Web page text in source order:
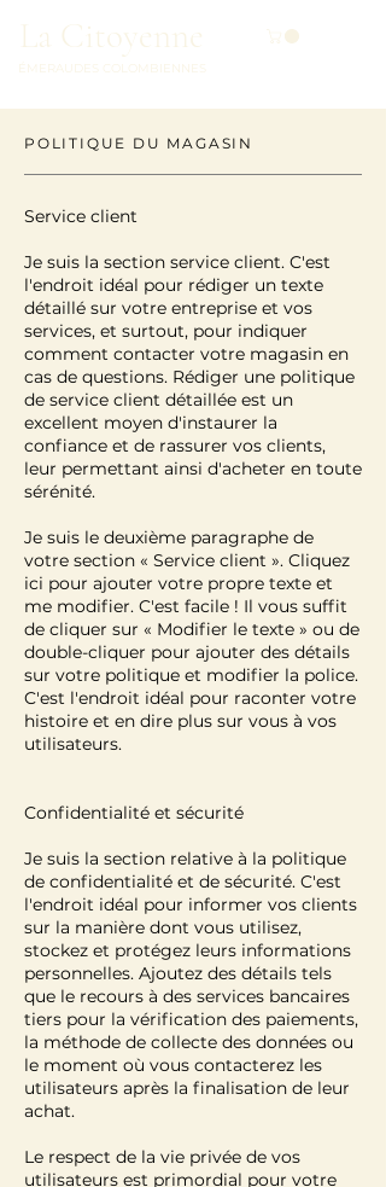
La Citoyenne
ÉMERAUDES COLOMBIENNES
POLITIQUE DU MAGASIN
Service client
Je suis la section service client. C'est
l'endroit idéal pour rédiger un texte
détaillé sur votre entreprise et vos
services, et surtout, pour indiquer
comment contacter votre magasin en
cas de questions. Rédiger une politique
de service client détaillée est un
excellent moyen d'instaurer la
confiance et de rassurer vos clients,
leur permettant ainsi d'acheter en toute
sérénité.
Je suis le deuxième paragraphe de
votre section « Service client ». Cliquez
ici pour ajouter votre propre texte et
me modifier. C'est facile ! Il vous suffit
de cliquer sur « Modifier le texte » ou de
double-cliquer pour ajouter des détails
sur votre politique et modifier la police.
C'est l'endroit idéal pour raconter votre
histoire et en dire plus sur vous à vos
utilisateurs.
Confidentialité et sécurité
Je suis la section relative à la politique
de confidentialité et de sécurité. C'est
l'endroit idéal pour informer vos clients
sur la manière dont vous utilisez,
stockez et protégez leurs informations
personnelles. Ajoutez des détails tels
que le recours à des services bancaires
tiers pour la vérification des paiements,
la méthode de collecte des données ou
le moment où vous contacterez les
utilisateurs après la finalisation de leur
achat.
Le respect de la vie privée de vos
utilisateurs est primordial pour votre